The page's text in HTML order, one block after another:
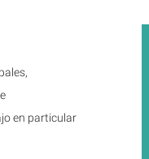
en particular